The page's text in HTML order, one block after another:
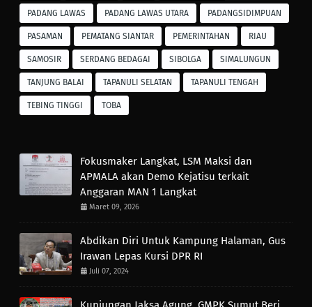
PADANG LAWAS PADANG LAWAS UTARA PADANGSIDIMPUAN
PASAMAN PEMATANG SIANTAR PEMERINTAHAN RIAU
SAMOSIR SERDANG BEDAGAI SIBOLGA SIMALUNGUN
TANJUNG BALAI TAPANULI SELATAN TAPANULI TENGAH
TEBING TINGGI TOBA
Fokusmaker Langkat, LSM Maksi dan
APMALA akan Demo Kejatisu terkait
Anggaran MAN 1 Langkat
Maret 09, 2026
Abdikan Diri Untuk Kampung Halaman, Gus
Irawan Lepas Kursi DPR RI
Juli 07, 2024